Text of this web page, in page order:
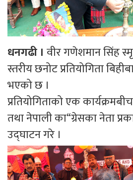
धनगढी । वीर गणेशमान सिंह
स्तरीय छनोट प्रतियोगिता
भएको छ ।
प्रतियोगिताको एक कार्यक्रमबीच
तथा नेपाली का“ग्रेसका नेता
उद्घाटन गरे ।